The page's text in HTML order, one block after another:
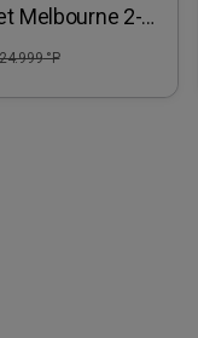
Melbourne 2-
den Warenkorb
24.999°P